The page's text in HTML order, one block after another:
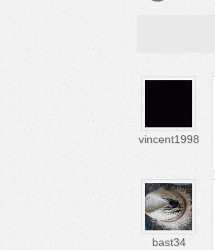
vincent1998
bast34